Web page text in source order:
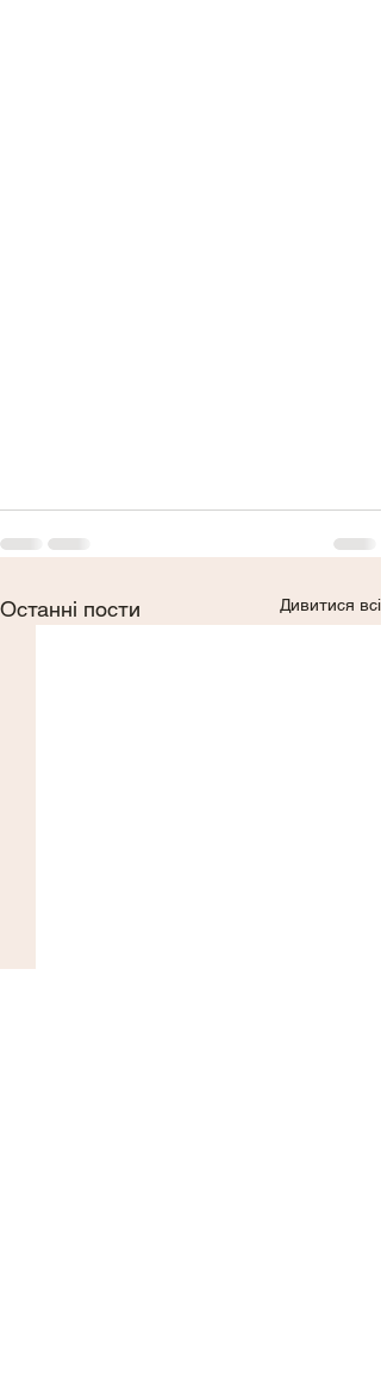
Останні пости Дивитися всі